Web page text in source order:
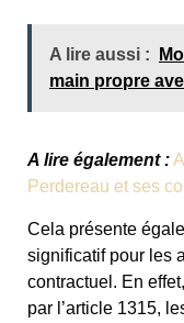
A lire aussi :
main propre
A lire également :
Perdereau et ses
Cela présente
significatif pour les
contractuel. En
par l’article 1315,